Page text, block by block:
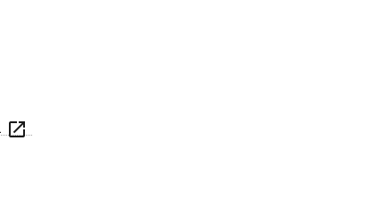
open_in_new